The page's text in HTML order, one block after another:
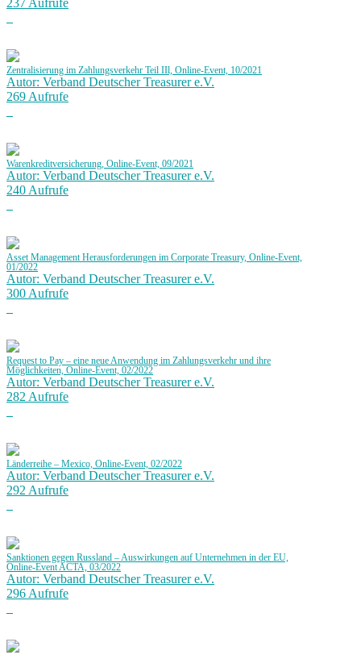
237 Aufrufe
Zentralisierung im Zahlungsverkehr Teil IIl, Online-Event, 10/2021
Autor: Verband Deutscher Treasurer e.V.
269 Aufrufe
Warenkreditversicherung, Online-Event, 09/2021
Autor: Verband Deutscher Treasurer e.V.
240 Aufrufe
Asset Management Herausforderungen im Corporate Treasury, Online-Event,
01/2022
Autor: Verband Deutscher Treasurer e.V.
300 Aufrufe
Request to Pay – eine neue Anwendung im Zahlungsverkehr und ihre
Möglichkeiten, Online-Event, 02/2022
Autor: Verband Deutscher Treasurer e.V.
282 Aufrufe
Länderreihe – Mexico, Online-Event, 02/2022
Autor: Verband Deutscher Treasurer e.V.
292 Aufrufe
Sanktionen gegen Russland – Auswirkungen auf Unternehmen in der EU,
Online-Event ACTA, 03/2022
Autor: Verband Deutscher Treasurer e.V.
296 Aufrufe